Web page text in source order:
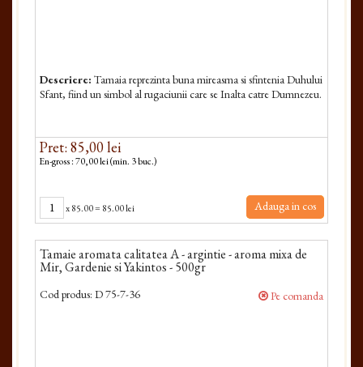
Descriere: Tamaia reprezinta buna mireasma si sfintenia Duhului
Sfant, fiind un simbol al rugaciunii care se Inalta catre Dumnezeu.
Pret: 85,00 lei
En-gross : 70,00 lei (min. 3 buc.)
x85.00= 85.00 lei Adauga in cos
Tamaie aromata calitatea A - argintie - aroma mixa de
Mir, Gardenie si Yakintos - 500gr
Cod produs: D 75-7-36 Pe comanda